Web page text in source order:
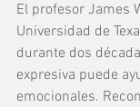
El profesor James
Universidad de
durante dos
expresiva puede
emocionales.